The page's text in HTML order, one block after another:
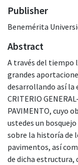
Publisher
Benemérita
Abstract
A través del tiempo
grandes
desarrollando así la
CRITERIO
PAVIMENTO, cuyo
ustedes un
sobre la historía de
pavimentos, así
de dicha estructura,